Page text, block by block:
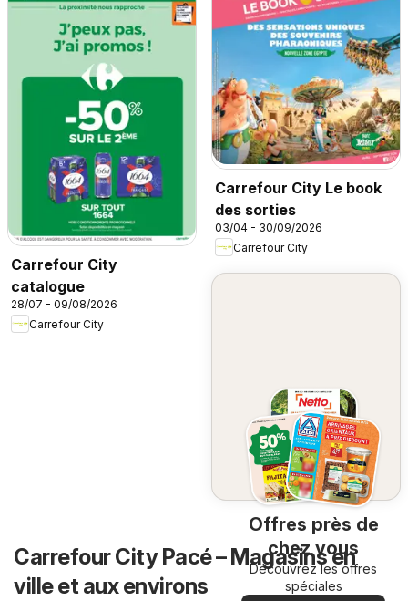
Carrefour City
catalogue
28/07 - 09/08/2026
Carrefour City
Carrefour City Le book
des sorties
03/04 - 30/09/2026
Carrefour City
Offres près de
chez vous
Découvrez les offres
spéciales
Carrefour City Pacé – Magasins en
ville et aux environs